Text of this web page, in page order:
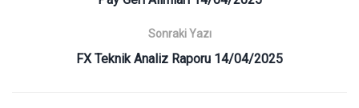
Sonraki Yazı
FX Teknik Analiz Raporu 14/04/2025